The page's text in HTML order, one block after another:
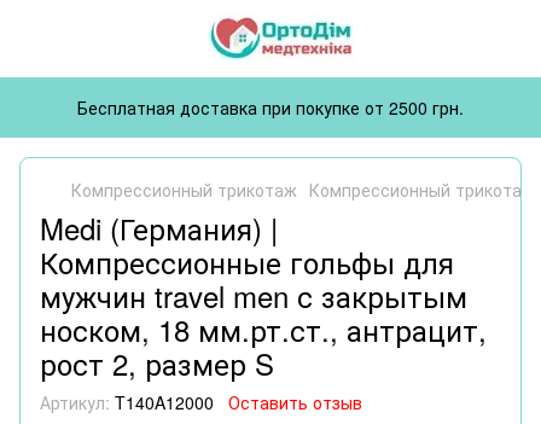
Бесплатная доставка при покупке от 2500 грн.
Компрессионный трикотаж Компрессионный
Medi (Германия) |
Компрессионные гольфы для
мужчин travel men с закрытым
носком, 18 мм.рт.ст., антрацит,
рост 2, размер S
Артикул: T140A12000 Оставить отзыв